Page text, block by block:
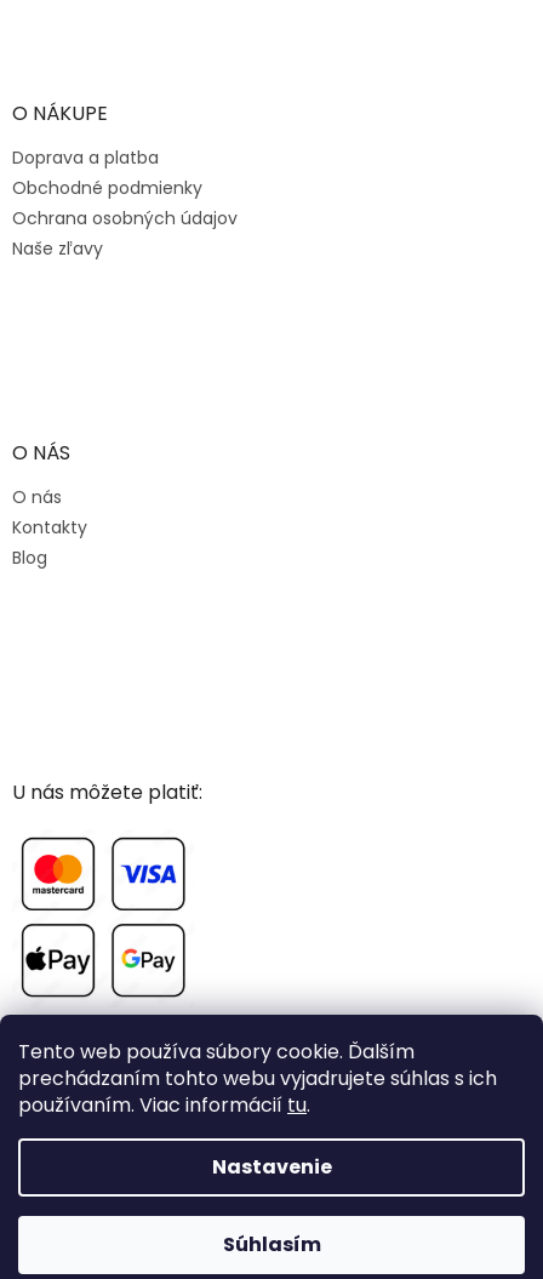
Tento web používa súbory cookie. Ďalším
prechádzaním tohto webu vyjadrujete súhlas s ich
používaním. Viac informácií tu.
Nastavenie
Súhlasím
ä
e
O NÁKUPE
Doprava a platba
Obchodné podmienky
Ochrana osobných údajov
Naše zľavy
O NÁS
O nás
Kontakty
Blog
U nás môžete platiť:
Copyright 2026CHOVAME-PAPAGAJE.sk. Všetky práva
vyhradené.